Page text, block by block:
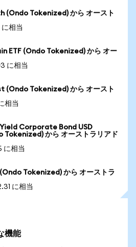
(Ondo Tokenized) から オースト
相当
ETF (Ondo Tokenized) から オー
に相当
(Ondo Tokenized) から オースト
相当
Corporate Bond USD
Tokenized) から オーストラリアド
に相当
Tokenized) から オーストラ
に相当
機能